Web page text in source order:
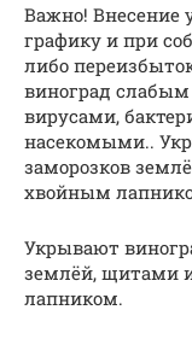
Важно! Внесение
графику и при
либо
виноград
вирусами,
насекомыми..
заморозков
хвойным
Укрывают
землёй, щитами
лапником.